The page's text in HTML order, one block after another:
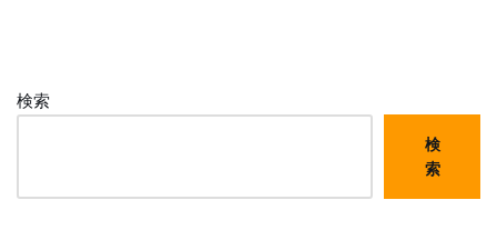
検索
検
索